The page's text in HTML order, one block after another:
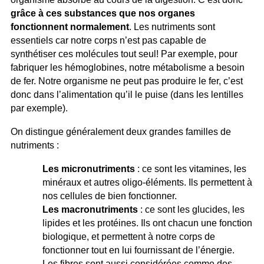
grâce à ces substances que nos organes
fonctionnent normalement. Les nutriments sont
essentiels car notre corps n’est pas capable de
synthétiser ces molécules tout seul! Par exemple, pour
fabriquer les hémoglobines, notre métabolisme a besoin
de fer. Notre organisme ne peut pas produire le fer, c’est
donc dans l’alimentation qu’il le puise (dans les lentilles
par exemple).
On distingue généralement deux grandes familles de
nutriments :
Les micronutriments : ce sont les vitamines, les
minéraux et autres oligo-éléments. Ils permettent à
nos cellules de bien fonctionner.
Les macronutriments : ce sont les glucides, les
lipides et les protéines. Ils ont chacun une fonction
biologique, et permettent à notre corps de
fonctionner tout en lui fournissant de l’énergie.